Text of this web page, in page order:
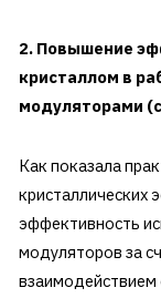
2. Повышение
кристаллом в
модуляторами
Как показала
кристаллических
эффективность
модуляторов за
взаимодействием